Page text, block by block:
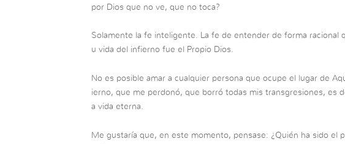
por Dios que no ve, que no toca?
Solamente la fe inteligente. La fe de entender de forma racional
u vida del infierno fue el Propio Dios.
No es posible amar a cualquier persona que ocupe el lugar de
ierno, que me perdonó, que borró todas mis transgresiones, es
a vida eterna.
Me gustaría que, en este momento, pensase: ¿Quién ha sido el